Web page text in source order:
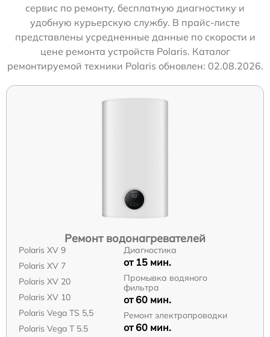
сервис по ремонту, бесплатную диагностику и
удобную курьерскую службу. В прайс-листе
представлены усредненные данные по скорости и
цене ремонта устройств Polaris. Каталог
ремонтируемой техники Polaris обновлен: 02.08.2026.
Ремонт водонагревателей
Polaris XV 9
Polaris XV 7
Polaris XV 20
Polaris XV 10
Polaris Vega TS 5,5
Polaris Vega T 5.5
Диагностика
от 15 мин.
Промывка водяного
фильтра
от 60 мин.
Ремонт электропроводки
от 60 мин.